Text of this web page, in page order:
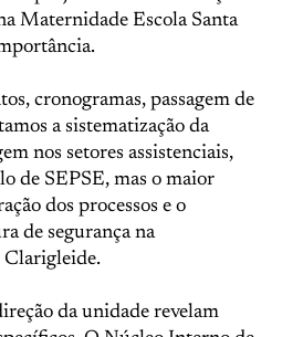
Maternidade Escola Santa
cronogramas, passagem de
a sistematização da
nos setores assistenciais,
de SEPSE, mas o maior
dos processos e o
de segurança na
Clarigleide.
da unidade revelam